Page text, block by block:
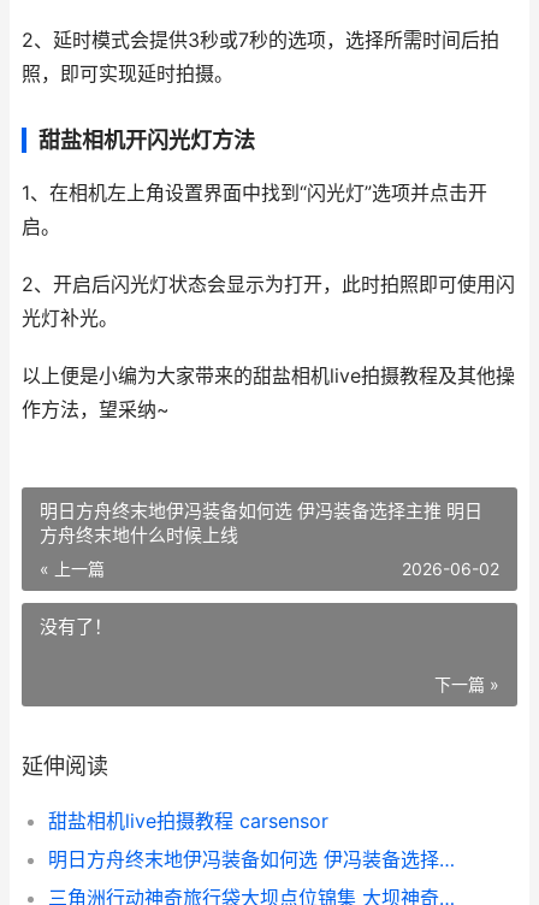
2、延时模式会提供3秒或7秒的选项，选择所需时间后拍
照，即可实现延时拍摄。
甜盐相机开闪光灯方法
1、在相机左上角设置界面中找到“闪光灯”选项并点击开
启。
2、开启后闪光灯状态会显示为打开，此时拍照即可使用闪
光灯补光。
以上便是小编为大家带来的甜盐相机live拍摄教程及其他操
作方法，望采纳~
明日方舟终末地伊冯装备如何选 伊冯装备选择主推 明日
方舟终末地什么时候上线
« 上一篇 2026-06-02
没有了！
下一篇 »
延伸阅读
甜盐相机live拍摄教程 carsensor
明日方舟终末地伊冯装备如何选 伊冯装备选择主推 明日方舟终末地什么时候上线
三角洲行动神奇旅行袋大坝点位锦集 大坝神奇旅行袋全收集策略 三角洲联合行动